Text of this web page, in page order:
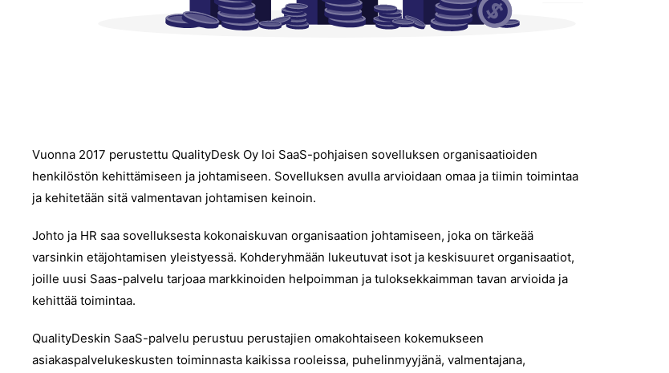
Vuonna 2017 perustettu QualityDesk Oy loi SaaS-pohjaisen sovelluksen organisaatioiden
henkilöstön kehittämiseen ja johtamiseen. Sovelluksen avulla arvioidaan omaa ja tiimin toimintaa
ja kehitetään sitä valmentavan johtamisen keinoin.
Johto ja HR saa sovelluksesta kokonaiskuvan organisaation johtamiseen, joka on tärkeää
varsinkin etäjohtamisen yleistyessä. Kohderyhmään lukeutuvat isot ja keskisuuret organisaatiot,
joille uusi Saas-palvelu tarjoaa markkinoiden helpoimman ja tuloksekkaimman tavan arvioida ja
kehittää toimintaa.
QualityDeskin SaaS-palvelu perustuu perustajien omakohtaiseen kokemukseen
asiakaspalvelukeskusten toiminnasta kaikissa rooleissa, puhelinmyyjänä, valmentajana,